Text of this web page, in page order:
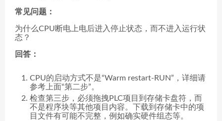
常见问题：
为什么CPU断电上电后进入停止状态，而不进入运行状
态？
回答：
CPU的启动方式不是“Warm restart-RUN”，详细请
参考上面“第二步”。
检查第三步，必须拖拽PLC项目到存储卡盘符，而
不是程序块等其他项目内容。下载到存储卡中的项
目文件有可能不完整，例如确实硬件组态等。